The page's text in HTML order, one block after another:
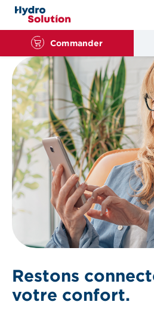
Commander
Restons
votre confort.